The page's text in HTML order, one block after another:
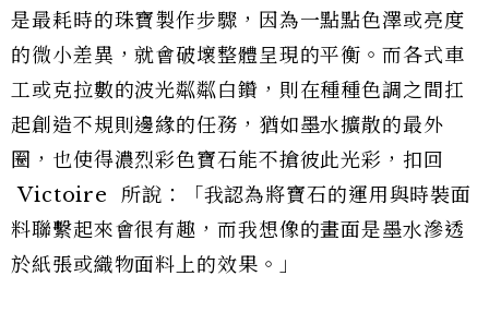
是最耗時的珠寶製作步驟，因為一點點色澤或亮度
的微小差異，就會破壞整體呈現的平衡。而各式車
工或克拉數的波光粼粼白鑽，則在種種色調之間扛
起創造不規則邊緣的任務，猶如墨水擴散的最外
圈，也使得濃烈彩色寶石能不搶彼此光彩，扣回
Victoire 所說：「我認為將寶石的運用與時裝面
料聯繫起來會很有趣，而我想像的畫面是墨水滲透
於紙張或織物面料上的效果。」